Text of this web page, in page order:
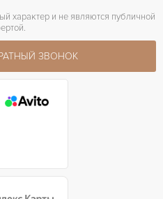
характер и не являются публичной
ЗВОНОК